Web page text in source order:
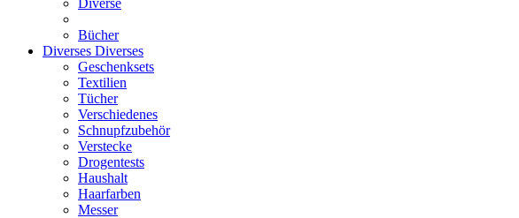
Diverse
Bücher
Diverses Diverses
Geschenksets
Textilien
Tücher
Verschiedenes
Schnupfzubehör
Verstecke
Drogentests
Haushalt
Haarfarben
Messer